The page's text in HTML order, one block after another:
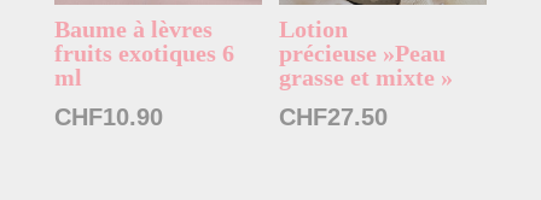
Baume à lèvres
fruits exotiques 6
ml
CHF10.90
Lotion
précieuse »Peau
grasse et mixte »
CHF27.50